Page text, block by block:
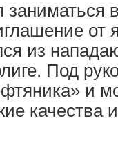
заниматься
от
из
Под
и
качества